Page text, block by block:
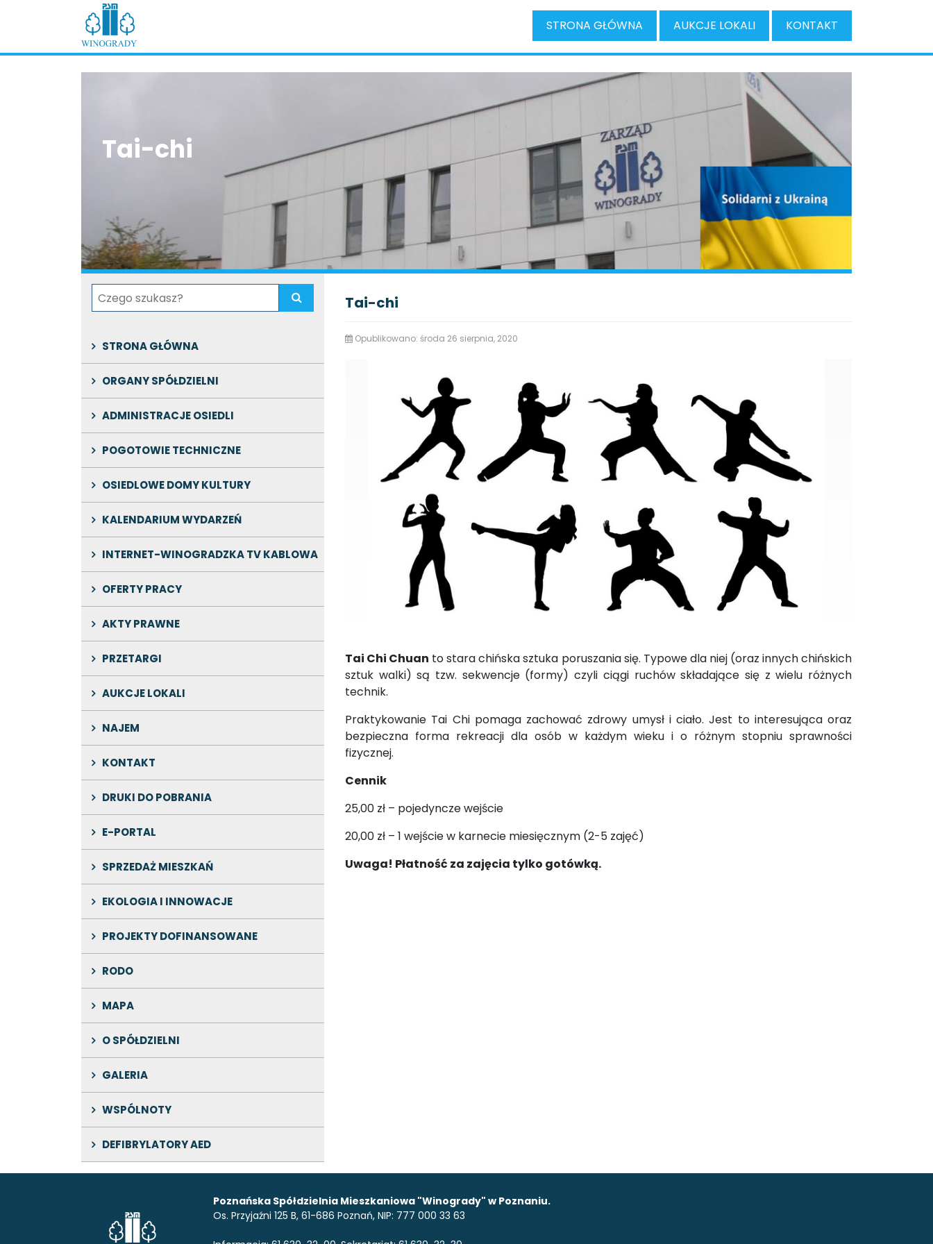
STRONA GŁÓWNA AUKCJE LOKALI KONTAKT
Tai-chi
STRONA GŁÓWNA
ORGANY SPÓŁDZIELNI
ADMINISTRACJE OSIEDLI
POGOTOWIE TECHNICZNE
OSIEDLOWE DOMY KULTURY
KALENDARIUM WYDARZEŃ
INTERNET-WINOGRADZKA TV KABLOWA
OFERTY PRACY
AKTY PRAWNE
PRZETARGI
AUKCJE LOKALI
NAJEM
KONTAKT
DRUKI DO POBRANIA
E-PORTAL
SPRZEDAŻ MIESZKAŃ
EKOLOGIA I INNOWACJE
PROJEKTY DOFINANSOWANE
RODO
MAPA
O SPÓŁDZIELNI
GALERIA
WSPÓLNOTY
DEFIBRYLATORY AED
Tai-chi
Opublikowano: środa 26 sierpnia, 2020
Tai Chi Chuan to stara chińska sztuka poruszania się. Typowe dla niej (oraz innych chińskich
sztuk walki) są tzw. sekwencje (formy) czyli ciągi ruchów składające się z wielu różnych
technik.
Praktykowanie Tai Chi pomaga zachować zdrowy umysł i ciało. Jest to interesująca oraz
bezpieczna forma rekreacji dla osób w każdym wieku i o różnym stopniu sprawności
fizycznej.
Cennik
25,00 zł – pojedyncze wejście
20,00 zł – 1 wejście w karnecie miesięcznym (2-5 zajęć)
Uwaga! Płatność za zajęcia tylko gotówką.
Poznańska Spółdzielnia Mieszkaniowa "Winogrady" w Poznaniu.
Os. Przyjaźni 125 B, 61-686 Poznań, NIP: 777 000 33 63